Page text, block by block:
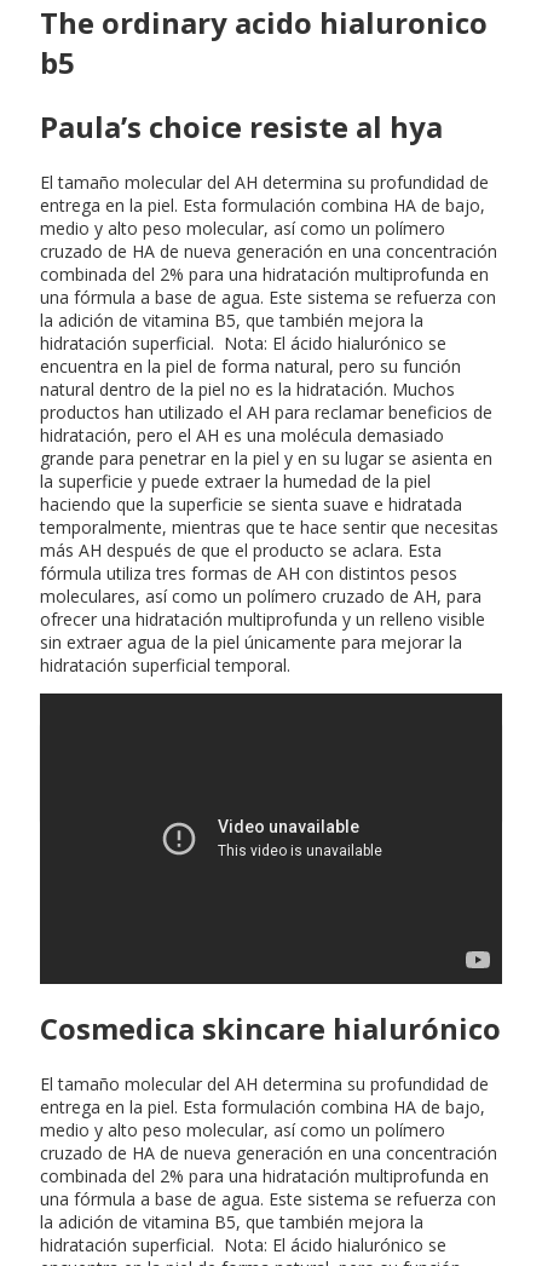
The ordinary acido hialuronico
b5
Paula’s choice resiste al hya
El tamaño molecular del AH determina su profundidad de
entrega en la piel. Esta formulación combina HA de bajo,
medio y alto peso molecular, así como un polímero
cruzado de HA de nueva generación en una concentración
combinada del 2% para una hidratación multiprofunda en
una fórmula a base de agua. Este sistema se refuerza con
la adición de vitamina B5, que también mejora la
hidratación superficial. Nota: El ácido hialurónico se
encuentra en la piel de forma natural, pero su función
natural dentro de la piel no es la hidratación. Muchos
productos han utilizado el AH para reclamar beneficios de
hidratación, pero el AH es una molécula demasiado
grande para penetrar en la piel y en su lugar se asienta en
la superficie y puede extraer la humedad de la piel
haciendo que la superficie se sienta suave e hidratada
temporalmente, mientras que te hace sentir que necesitas
más AH después de que el producto se aclara. Esta
fórmula utiliza tres formas de AH con distintos pesos
moleculares, así como un polímero cruzado de AH, para
ofrecer una hidratación multiprofunda y un relleno visible
sin extraer agua de la piel únicamente para mejorar la
hidratación superficial temporal.
Cosmedica skincare hialurónico
El tamaño molecular del AH determina su profundidad de
entrega en la piel. Esta formulación combina HA de bajo,
medio y alto peso molecular, así como un polímero
cruzado de HA de nueva generación en una concentración
combinada del 2% para una hidratación multiprofunda en
una fórmula a base de agua. Este sistema se refuerza con
la adición de vitamina B5, que también mejora la
hidratación superficial. Nota: El ácido hialurónico se